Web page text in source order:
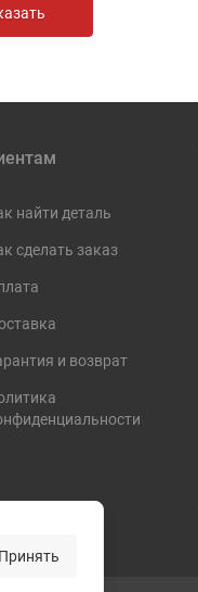
найти деталь
сделать заказ
и возврат